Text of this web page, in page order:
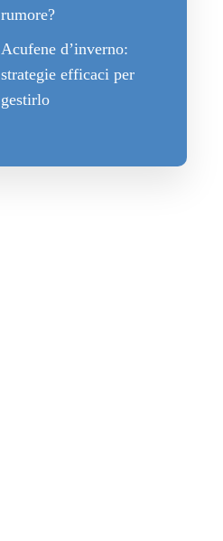
rumore?
Acufene d’inverno:
strategie efficaci per
gestirlo